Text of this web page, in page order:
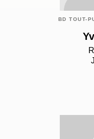
BD TOUT-